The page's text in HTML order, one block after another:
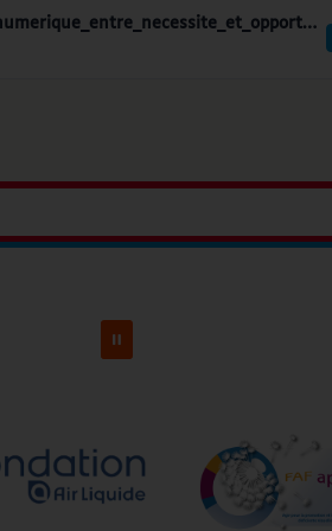
Accessibilite_numerique-CNUM-Laccessibilite_numerique_entre_necessite_et_opportunite-Fevrier_2020